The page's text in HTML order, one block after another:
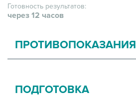
Готовность результатов:
через 12 часов
ПРОТИВОПОКАЗАНИЯ
ПОДГОТОВКА